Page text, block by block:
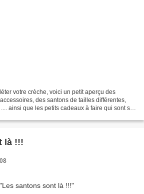
votre crèche, voici un petit aperçu des
des santons de tailles différentes,
ainsi que les petits cadeaux à faire qui sont sur
là !!!